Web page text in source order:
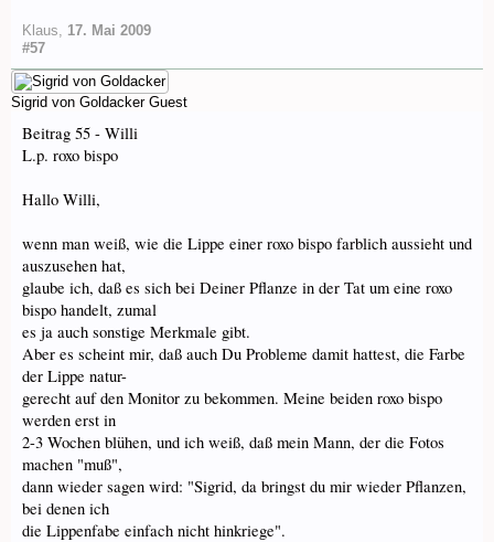
Klaus, 17. Mai 2009
#57
Sigrid von Goldacker Guest
Beitrag 55 - Willi
L.p. roxo bispo
Hallo Willi,
wenn man weiß, wie die Lippe einer roxo bispo farblich aussieht und
auszusehen hat,
glaube ich, daß es sich bei Deiner Pflanze in der Tat um eine roxo
bispo handelt, zumal
es ja auch sonstige Merkmale gibt.
Aber es scheint mir, daß auch Du Probleme damit hattest, die Farbe
der Lippe natur-
gerecht auf den Monitor zu bekommen. Meine beiden roxo bispo
werden erst in
2-3 Wochen blühen, und ich weiß, daß mein Mann, der die Fotos
machen "muß",
dann wieder sagen wird: "Sigrid, da bringst du mir wieder Pflanzen,
bei denen ich
die Lippenfabe einfach nicht hinkriege".